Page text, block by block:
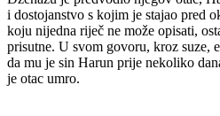
i dostojanstvo s kojim je stajao pred
koju nijedna riječ ne može opisati,
prisutne. U svom govoru, kroz suze,
da mu je sin Harun prije nekoliko
je otac umro.